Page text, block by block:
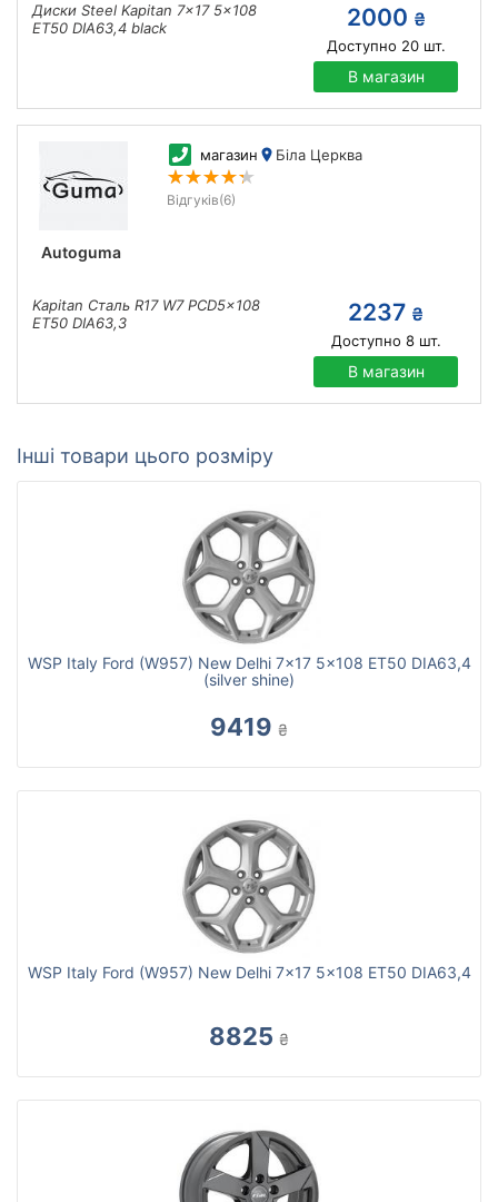
Диски Steel Kapitan 7x17 5x108
ET50 DIA63,4 black
2000 ₴
Доступно 20шт.
В магазин
Autoguma
магазин Біла Церква
Відгуків(6)
Kapitan Сталь R17 W7 PCD5x108
ET50 DIA63,3
2237 ₴
Доступно 8шт.
В магазин
Інші товари цього розміру
WSP Italy Ford (W957) New Delhi 7x17 5x108 ET50 DIA63,4
(silver shine)
9419 ₴
WSP Italy Ford (W957) New Delhi 7x17 5x108 ET50 DIA63,4
8825 ₴